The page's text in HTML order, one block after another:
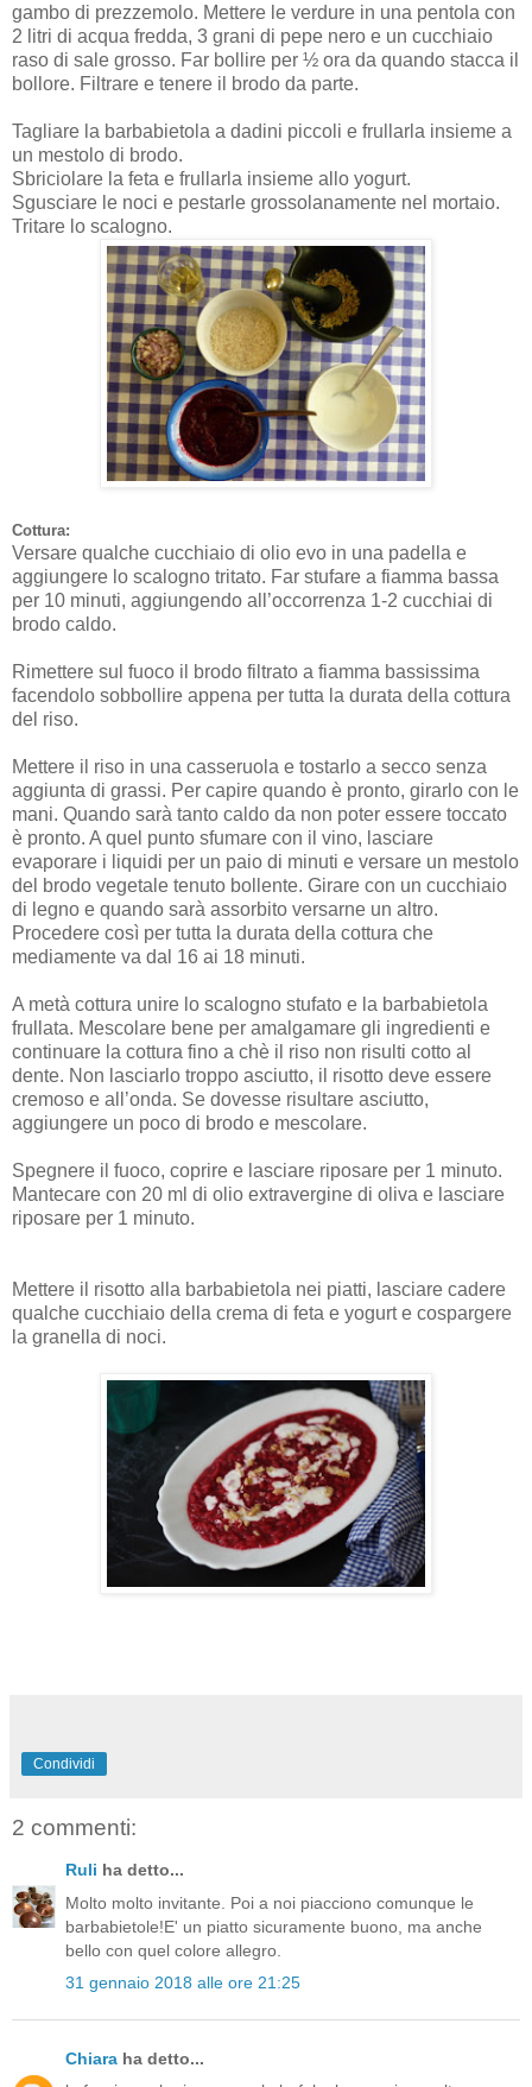
gambo di prezzemolo. Mettere le verdure in una pentola con
2 litri di acqua fredda, 3 grani di pepe nero e un cucchiaio
raso di sale grosso. Far bollire per ½ ora da quando stacca il
bollore. Filtrare e tenere il brodo da parte.
Tagliare la barbabietola a dadini piccoli e frullarla insieme a
un mestolo di brodo.
Sbriciolare la feta e frullarla insieme allo yogurt.
Sgusciare le noci e pestarle grossolanamente nel mortaio.
Tritare lo scalogno.
Cottura:
Versare qualche cucchiaio di olio evo in una padella e
aggiungere lo scalogno tritato. Far stufare a fiamma bassa
per 10 minuti, aggiungendo all’occorrenza 1-2 cucchiai di
brodo caldo.
Rimettere sul fuoco il brodo filtrato a fiamma bassissima
facendolo sobbollire appena per tutta la durata della cottura
del riso.
Mettere il riso in una casseruola e tostarlo a secco senza
aggiunta di grassi. Per capire quando è pronto, girarlo con le
mani. Quando sarà tanto caldo da non poter essere toccato
è pronto. A quel punto sfumare con il vino, lasciare
evaporare i liquidi per un paio di minuti e versare un mestolo
del brodo vegetale tenuto bollente. Girare con un cucchiaio
di legno e quando sarà assorbito versarne un altro.
Procedere così per tutta la durata della cottura che
mediamente va dal 16 ai 18 minuti.
A metà cottura unire lo scalogno stufato e la barbabietola
frullata. Mescolare bene per amalgamare gli ingredienti e
continuare la cottura fino a chè il riso non risulti cotto al
dente. Non lasciarlo troppo asciutto, il risotto deve essere
cremoso e all’onda. Se dovesse risultare asciutto,
aggiungere un poco di brodo e mescolare.
Spegnere il fuoco, coprire e lasciare riposare per 1 minuto.
Mantecare con 20 ml di olio extravergine di oliva e lasciare
riposare per 1 minuto.
Mettere il risotto alla barbabietola nei piatti, lasciare cadere
qualche cucchiaio della crema di feta e yogurt e cospargere
la granella di noci.
Condividi
2 commenti:
Ruli ha detto...
Molto molto invitante. Poi a noi piacciono comunque le
barbabietole!E' un piatto sicuramente buono, ma anche
bello con quel colore allegro.
31 gennaio 2018 alle ore 21:25
Chiara ha detto...